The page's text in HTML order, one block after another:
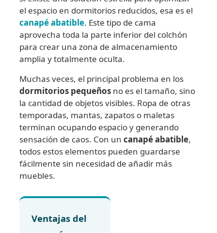
el espacio en dormitorios reducidos, esa es el
canapé abatible. Este tipo de cama
aprovecha toda la parte inferior del colchón
para crear una zona de almacenamiento
amplia y totalmente oculta.
Muchas veces, el principal problema en los
dormitorios pequeños no es el tamaño, sino
la cantidad de objetos visibles. Ropa de otras
temporadas, mantas, zapatos o maletas
terminan ocupando espacio y generando
sensación de caos. Con un canapé abatible,
todos estos elementos pueden guardarse
fácilmente sin necesidad de añadir más
muebles.
Ventajas del